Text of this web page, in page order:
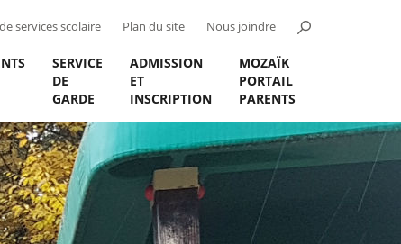
services scolaire Plan du site Nous joindre
SERVICE
DE
GARDE
ADMISSION
ET
INSCRIPTION
MOZAÏK
PORTAIL
PARENTS